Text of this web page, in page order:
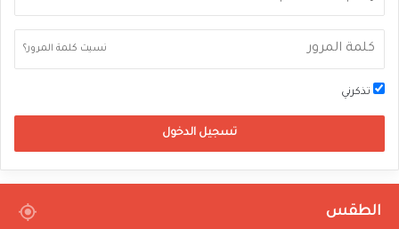
نسيت كلمة المرور؟
تذكرني
تسجيل الدخول
الطقس